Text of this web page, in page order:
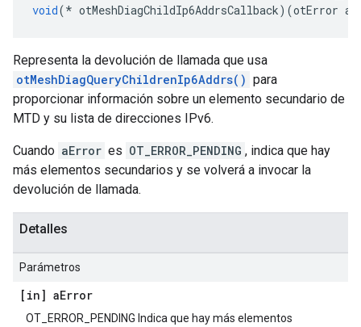
void(* otMeshDiagChildIp6AddrsCallback)(otError
Representa la devolución de llamada que usa
otMeshDiagQueryChildrenIp6Addrs() para
proporcionar información sobre un elemento secundario de
MTD y su lista de direcciones IPv6.
Cuando aError es OT_ERROR_PENDING , indica que hay
más elementos secundarios y se volverá a invocar la
devolución de llamada.
Detalles
Parámetros
[in] aError
OT_ERROR_PENDING Indica que hay más elementos